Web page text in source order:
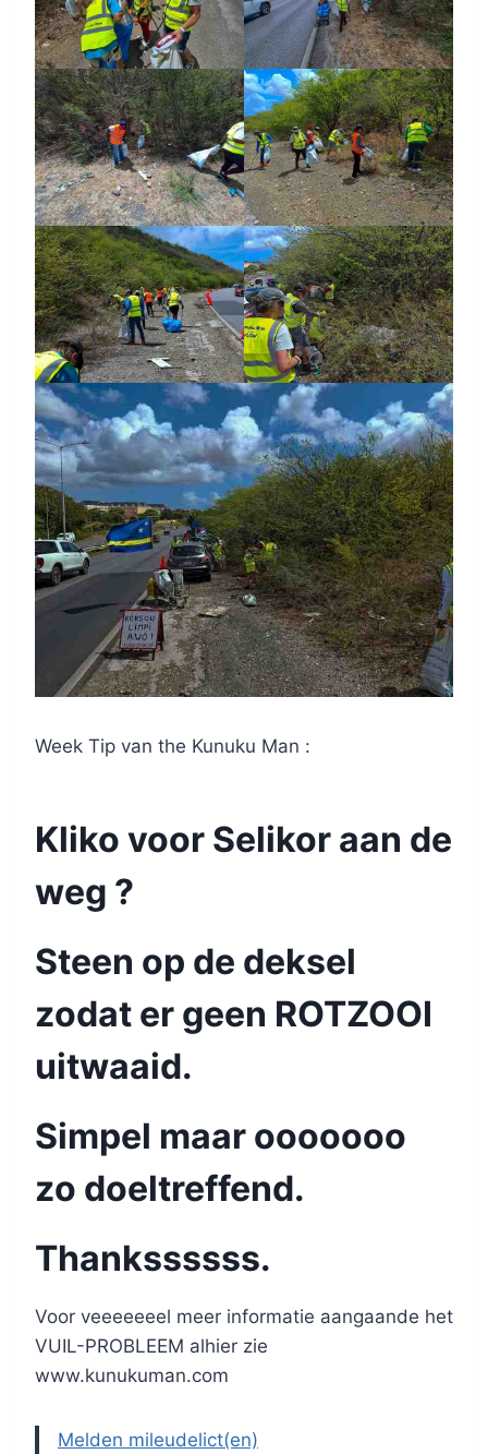
Week Tip van the Kunuku Man :
Kliko voor Selikor aan de
weg ?
Steen op de deksel
zodat er geen ROTZOOI
uitwaaid.
Simpel maar ooooooo
zo doeltreffend.
Thankssssss.
Voor veeeeeeel meer informatie aangaande het
VUIL-PROBLEEM alhier zie
www.kunukuman.com
Melden mileudelict(en)